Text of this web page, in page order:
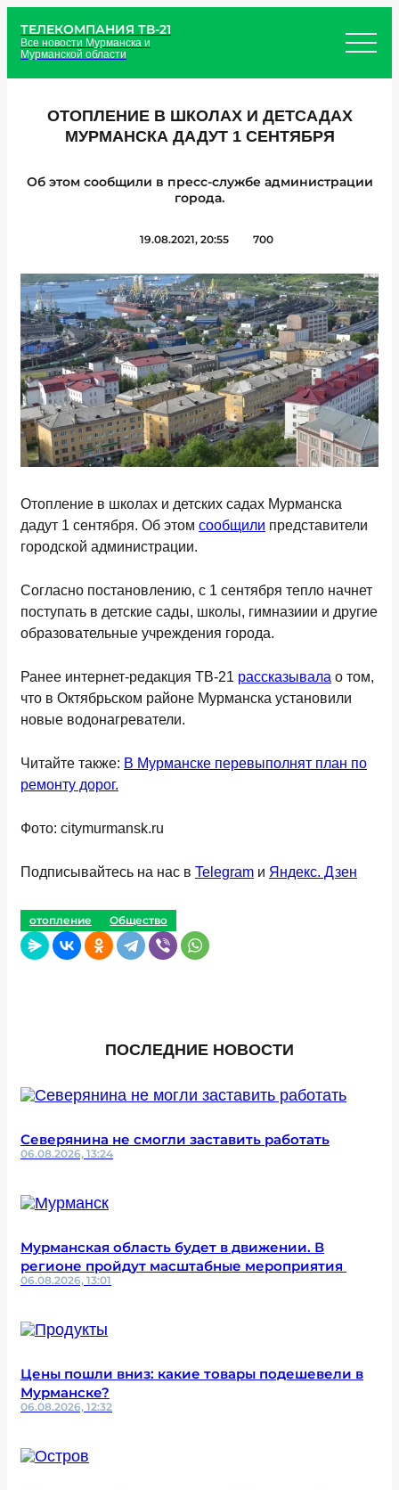
ТЕЛЕКОМПАНИЯ ТВ-21
Все новости Мурманска и
Мурманской области
ОТОПЛЕНИЕ В ШКОЛАХ И ДЕТСАДАХ
МУРМАНСКА ДАДУТ 1 СЕНТЯБРЯ
Об этом сообщили в пресс-службе администрации
города.
19.08.2021, 20:55 700
Отопление в школах и детских садах Мурманска
дадут 1 сентября. Об этом сообщили представители
городской администрации.
Согласно постановлению, с 1 сентября тепло начнет
поступать в детские сады, школы, гимназиии и другие
образовательные учреждения города.
Ранее интернет-редакция ТВ-21 рассказывала о том,
что в Октябрьском районе Мурманска установили
новые водонагреватели.
Читайте также: В Мурманске перевыполнят план по
ремонту дорог.
Фото: citymurmansk.ru
Подписывайтесь на нас в Telegram и Яндекс. Дзен
отопление Общество
ПОСЛЕДНИЕ НОВОСТИ
Северянина не смогли заставить работать
06.08.2026, 13:24
Мурманская область будет в движении. В
регионе пройдут масштабные мероприятия
06.08.2026, 13:01
Цены пошли вниз: какие товары подешевели в
Мурманске?
06.08.2026, 12:32